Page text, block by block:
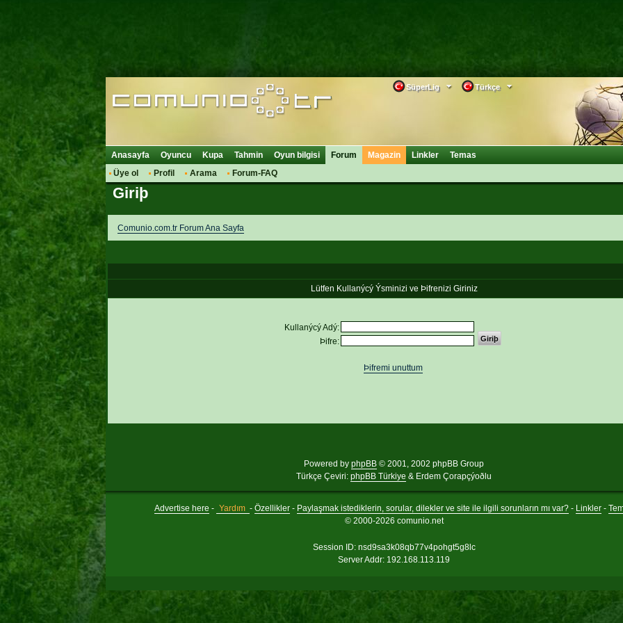
Türkçe
SüperLig
Anasayfa Oyuncu Kupa Tahmin Oyun bilgisi
Forum
Üye ol
Profil Arama Forum-FAQ
Magazin Linkler Temas
Giriþ
Comunio.com.tr Forum Ana Sayfa
Lütfen Kullanýcý Ýsminizi ve Þifrenizi Giriniz
Kullanýcý Adý:
Þifre:
Þifremi unuttum
Powered by phpBB © 2001, 2002 phpBB Group
Türkçe Çeviri: phpBB Türkiye & Erdem Çorapçýoðlu
Advertise here - Yardım -Özellikler - Paylaşmak istediklerin, sorular, dilekler ve site ile ilgili sorunların mı var? - Linkler -
© 2000-2026 comunio.net
Session ID: nsd9sa3k08qb77v4pohgt5g8lc
Server Addr: 192.168.113.119